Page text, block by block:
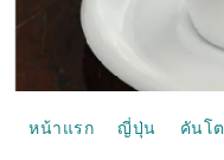
หน้าแรก ญี่ปุ่น คันโต